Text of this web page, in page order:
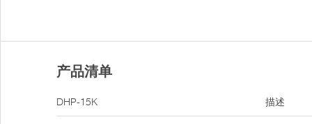
产品清单
DHP-15K 描述